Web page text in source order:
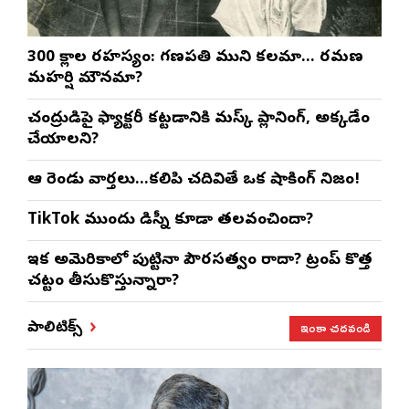
300 శ్లోకాల రహస్యం: గణపతి ముని కలమా… రమణ
మహర్షి మౌనమా?
చంద్రుడిపై ఫ్యాక్టరీ కట్టడానికి మస్క్ ప్లానింగ్, అక్కడేం
చేయాలని?
ఆ రెండు వార్తలు…కలిపి చదివితే ఒక షాకింగ్ నిజం!
TikTok ముందు డిస్నీ కూడా తలవంచిందా?
ఇక అమెరికాలో పుట్టినా పౌరసత్వం రాదా? ట్రంప్ కొత్త
చట్టం తీసుకొస్తున్నారా?
పాలిటిక్స్ ఇంకా చదవండి